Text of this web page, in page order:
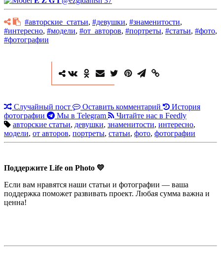
#авторские_статьи, #девушки, #знаменитости,
#интересно, #модели, #от_авторов, #портреты, #статьи, #фото,
#фотографии
Случайный пост Оставить комментарий
История
фотографии
Мы в Telegram
Читайте нас в Feedly
авторские статьи, девушки, знаменитости, интересно,
модели, от авторов, портреты, статьи, фото, фотографии
Поддержите Life on Photo 💛
Если вам нравятся наши статьи и фотографии — ваша
поддержка поможет развивать проект. Любая сумма важна и
ценна!